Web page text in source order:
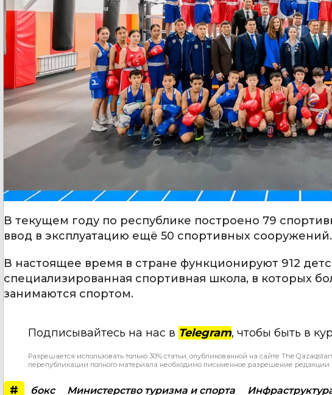
В текущем году по республике построено 79
ввод в эксплуатацию ещё 50 спортивных сооружений.
В настоящее время в стране функционируют 912
специализированная спортивная школа, в которых
занимаются спортом.
Подписывайтесь на нас в Telegram, чтобы быть в
Разрешается использовать только 30% статьи, опубликованной на сайте The
перепубликации полного материала необходимо письменное разрешение редакции.
# бокс Министерство туризма и спорта